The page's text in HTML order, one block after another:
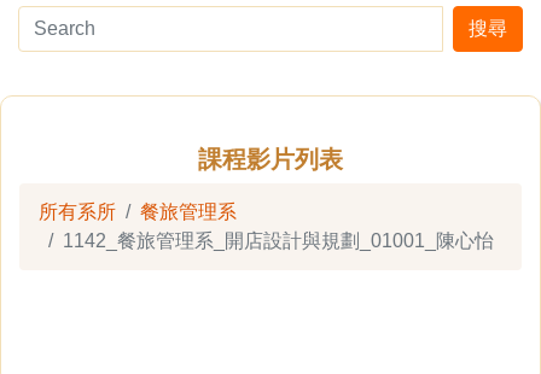
搜尋
課程影片列表
所有系所
餐旅管理系
1142_餐旅管理系_開店設計與規劃_01001_陳心怡